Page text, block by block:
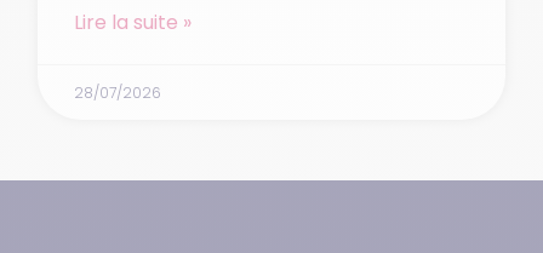
Lire la suite »
28/07/2026